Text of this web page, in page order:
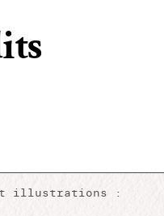
illustrations :